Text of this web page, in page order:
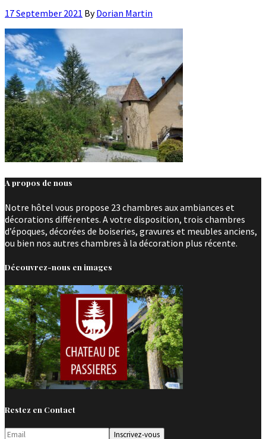
17 September 2021 ByDorian Martin
A propos de nous
Notre hôtel vous propose 23 chambres aux ambiances et
décorations différentes. A votre disposition, trois chambres
d’époques, décorées de boiseries, gravures et meubles anciens,
ou bien nos autres chambres à la décoration plus récente.
Découvrez-nous en images
Restez en Contact